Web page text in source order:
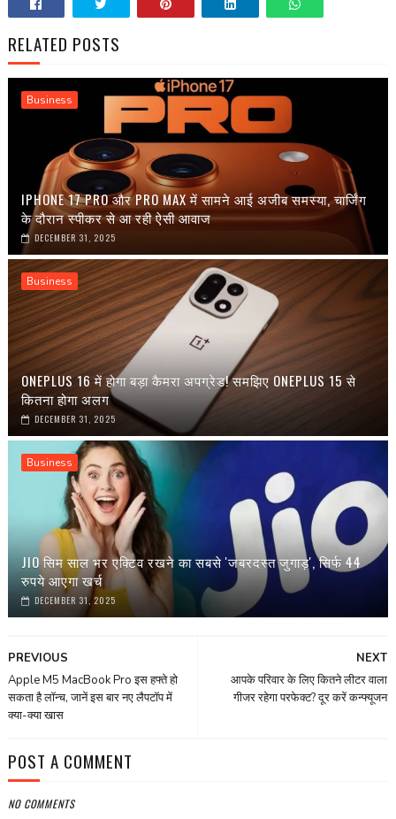
RELATED POSTS
Business
IPHONE 17 PRO और PRO MAX में सामने आई अजीब समस्या, चार्जिंग
के दौरान स्पीकर से आ रही ऐसी आवाज
DECEMBER 31, 2025
Business
ONEPLUS 16 में होगा बड़ा कैमरा अपग्रेड! समझिए ONEPLUS 15 से
कितना होगा अलग
DECEMBER 31, 2025
Business
JIO सिम साल भर एक्टिव रखने का सबसे 'जबरदस्त जुगाड़', सिर्फ 44
रुपये आएगा खर्च
DECEMBER 31, 2025
NEXT
आपके परिवार के लिए कितने लीटर वाला
गीजर रहेगा परफेक्ट? दूर करें कन्फ्यूजन
PREVIOUS
Apple M5 MacBook Pro इस हफ्ते हो
सकता है लॉन्च, जानें इस बार नए लैपटॉप में
क्या-क्या खास
POST A COMMENT
NO COMMENTS